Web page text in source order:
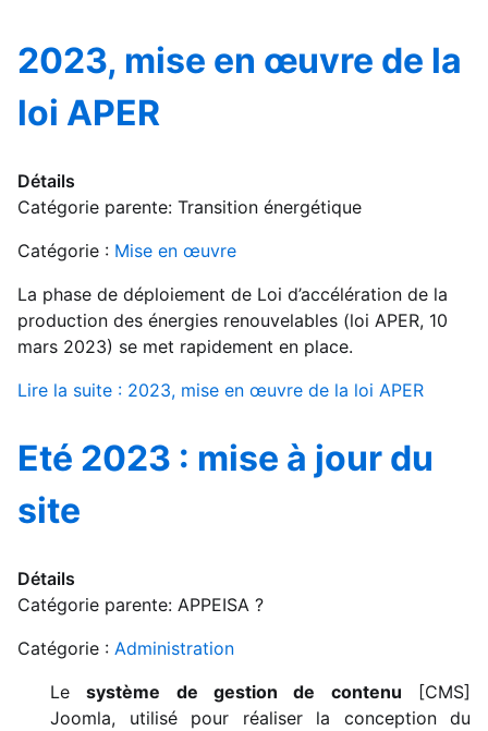
2023, mise en œuvre de la
loi APER
Détails
Catégorie parente: Transition énergétique
Catégorie : Mise en œuvre
La phase de déploiement de Loi d’accélération de la
production des énergies renouvelables (loi APER, 10
mars 2023) se met rapidement en place.
Lire la suite : 2023, mise en œuvre de la loi APER
Eté 2023 : mise à jour du
site
Détails
Catégorie parente: APPEISA ?
Catégorie : Administration
Lesystème de gestion de contenu [CMS]
Joomla, utilisé pour réaliser la conception du